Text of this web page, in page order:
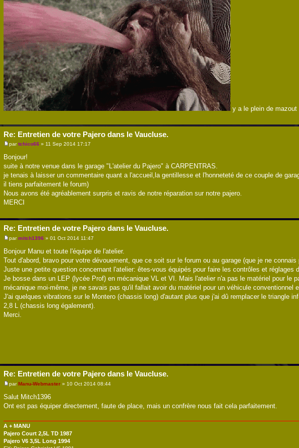
y a le plein de mazout
Re: Entretien de votre Pajero dans le Vaucluse.
partchico66 » 11 Sep 2014 17:17
Bonjour!
suite à notre venue dans le garage "L'atelier du Pajero" à CARPENTRAS.
je tenais à laisser un commentaire quant a l'accueil,la gentillesse et l'honneteté de ce couple de
il tiens parfaitement le forum)
Nous avons été agréablement surpris et ravis de notre réparation sur notre pajero.
MERCI
Re: Entretien de votre Pajero dans le Vaucluse.
parmitch1396 » 01 Oct 2014 11:47
Bonjour Manu et toute l'équipe de l'atelier.
Tout d'abord, bravo pour votre dévouement, que ce soit sur le forum ou au garage (que je ne connais
Juste une petite question concernant l'atelier: êtes-vous équipés pour faire les contrôles et réglages
Je bosse dans un LEP (lycée Prof) en mécanique VL et VI. Mais l'atelier n'a pas le matériel pour le
mécanique moi-même, je ne savais pas qu'il fallait avoir du matériel pour un véhicule conventionnel
J'ai quelques vibrations sur le Montero (chassis long) d'autant plus que j'ai dû remplacer le triangle
2,8 L (chassis long également).
Merci.
Re: Entretien de votre Pajero dans le Vaucluse.
parManu-Webmaster » 10 Oct 2014 08:44
Salut Mitch1396
Ont est pas équiper directement, faute de place, mais un confrère nous fait cela parfaitement.
A + MANU
Pajero Court 2,5L TD 1987
Pajero V6 3,5L Long 1994